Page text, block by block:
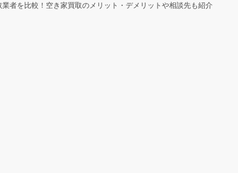
者を比較！空き家買取のメリット・デメリットや相談先も紹介